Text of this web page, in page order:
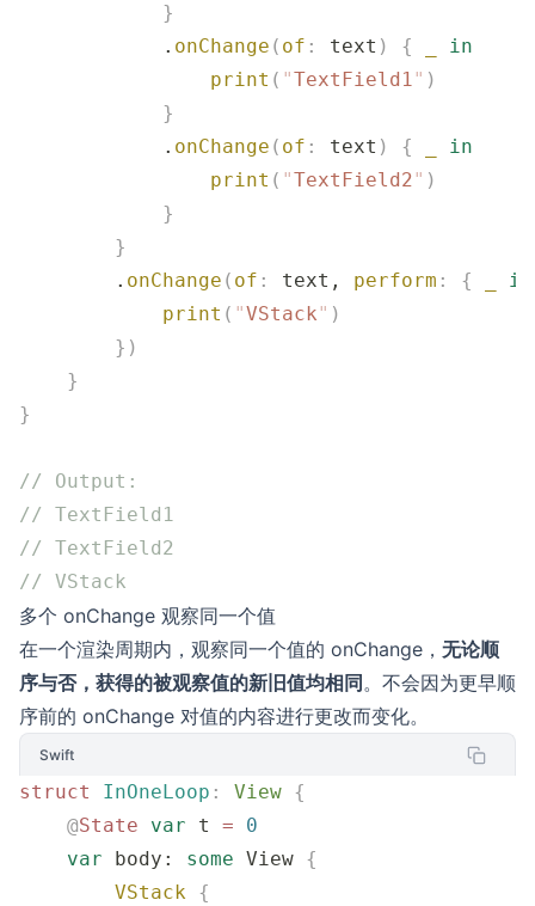
            }
            .
onChange ( of : text ) {
in
                print
( "TextField1" )
            }
            .
onChange ( of : text ) {
in
                print
( "TextField2" )
            }
        }
        .
onChange ( of : text, perform : {
in
            print
( "VStack" )
        })
    }
}
// Output:
// TextField1
// TextField2
// VStack
多个 onChange 观察同一个值
在一个渲染周期内，观察同一个值的 onChange， 无论顺
序与否，获得的被观察值的新旧值均相同。不会因为更早顺
序前的 onChange 对值的内容进行更改而变化。
Swift
struct InOneLoop : View {
    @
State var t = 0
    var
body: some View {
        VStack
{